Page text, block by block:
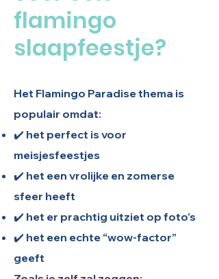
flamingo
slaapfeestje?
Het Flamingo Paradise thema is
populair omdat:
✔️ het perfect is voor
meisjesfeestjes
✔️ het een vrolijke en zomerse
sfeer heeft
✔️ het er prachtig uitziet op foto’s
✔️ het een echte “wow-factor”
geeft